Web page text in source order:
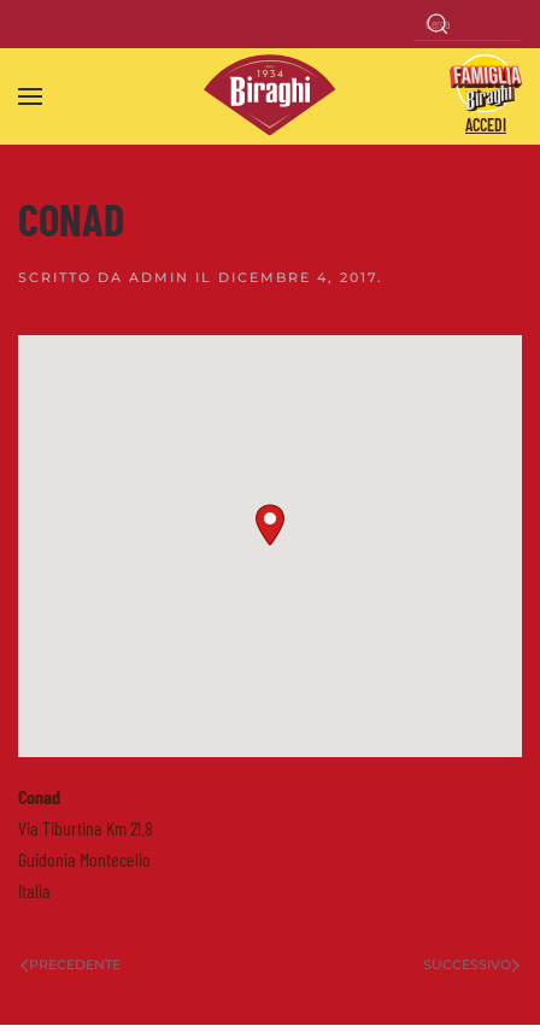
Skip to main content
ACCEDI
CONAD
SCRITTO DA ADMIN IL DICEMBRE 4, 2017.
Conad
Via Tiburtina Km 21.8
Guidonia Montecelio
Italia
PRECEDENTE SUCCESSIVO